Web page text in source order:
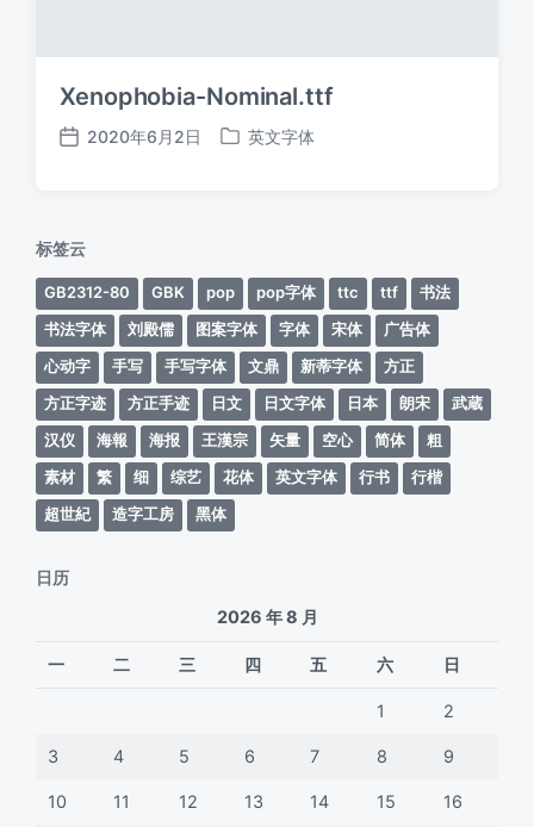
Xenophobia-Nominal.ttf
发
2020年6月2日
发
英文字体
标签云
GB2312-80 GBK pop pop字体 ttc ttf
书法
书法字体
刘殿儒 图案字体 字体 宋体
广告体
心动字
手写 手写字体 文鼎 新蒂字体
方正
方正字迹
方正手迹 日文 日文字体 日本 朗宋
武蔵
汉仪
海報 海报 王漢宗 矢量 空心 简体
粗
素材
繁 细 综艺 花体 英文字体 行书
行楷
超世紀
造字工房 黑体
日历
2026 年 8 月
一 二 三 四 五 六 日
1 2
3 4 5 6 7 8 9
10 11 12 13 14 15 16